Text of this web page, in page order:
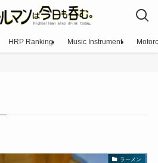
HRP Ranking Music Instrument
ラーメン